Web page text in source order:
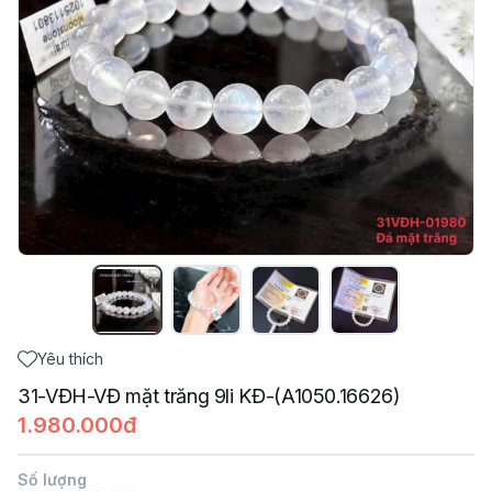
Yêu thích
31-VĐH-VĐ mặt trăng 9li KĐ-(A1050.16626)
1.980.000đ
Số lượng